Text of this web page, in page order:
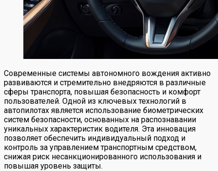
Современные системы автономного вождения активно
развиваются и стремительно внедряются в различные
сферы транспорта, повышая безопасность и комфорт
пользователей. Одной из ключевых технологий в
автопилотах является использование биометрических
систем безопасности, основанных на распознавании
уникальных характеристик водителя. Эта инновация
позволяет обеспечить индивидуальный подход и
контроль за управлением транспортным средством,
снижая риск несанкционированного использования и
повышая уровень защиты.